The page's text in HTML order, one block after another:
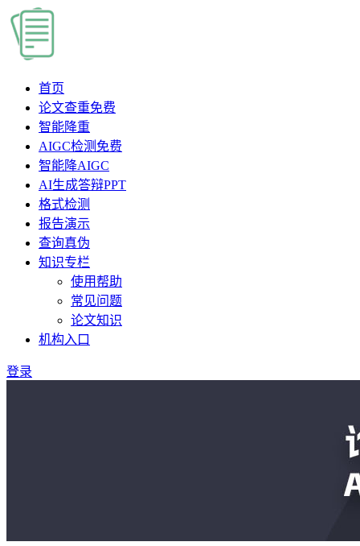
首页
论文查重免费
智能降重
AIGC检测 免费
智能降AIGC
AI生成答辩PPT
格式检测
报告演示
查询真伪
知识专栏
使用帮助
常见问题
论文知识
机构入口
登录